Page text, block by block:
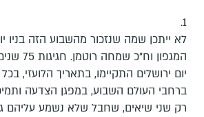
1.
לא ייתכן שמה שנזכור מהשבוע הזה בניו
המגפון
יום ירושלים התקיימו, בתאריך הלועזי,
ברחבי העולם השבוע, במפגן הצדעה
רק שני שיאים, שחבל שלא נשמע עליהם